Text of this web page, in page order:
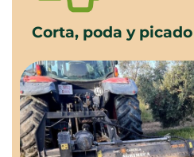
Corta, poda y picado